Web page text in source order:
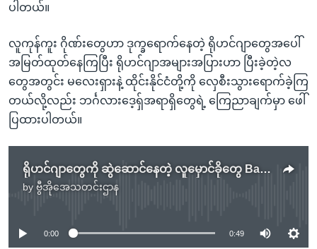
ပါတယ်။
လူကုန်ကူး ဂိုဏ်းတွေဟာ ဒုက္ခရောက်နေတဲ့ ရိုဟင်ဂျာတွေအပေါ်
အမြတ်ထုတ်နေကြပြီး ရိုဟင်ဂျာအများအပြားဟာ ပြီးခဲ့တဲ့လ
တွေအတွင်း မလေးရှားနဲ့ ထိုင်းနိုင်ငံတို့ကို လှေစီးသွားရောက်ခဲ့ကြ
တယ်လို့လည်း ဘင်္ဂလားဒေ့ရှ်အရာရှိတွေရဲ့ ကြေညာချက်မှာ ဖေါ်
ပြထားပါတယ်။
ရိုဟင်ဂျာတွေကို ဆွဲဆောင်နေတဲ့ လူမှောင်ခိုတွေ Bangladesh ဖမ်းဆီး
by ဗွီအိုအေသတင်းဌာန
No media source currently available
0:00 0:49